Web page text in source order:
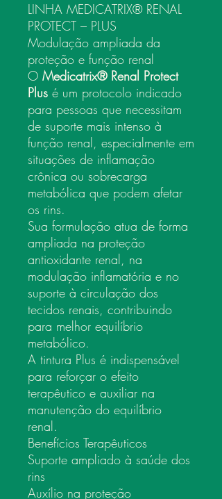
LINHA MEDICATRIX® RENAL
PROTECT – PLUS
Modulação ampliada da
proteção e função renal
O Medicatrix® Renal Protect
Plus é um protocolo indicado
para pessoas que necessitam
de suporte mais intenso à
função renal, especialmente em
situações de inflamação
crônica ou sobrecarga
metabólica que podem afetar
os rins.
Sua formulação atua de forma
ampliada na proteção
antioxidante renal, na
modulação inflamatória e no
suporte à circulação dos
tecidos renais, contribuindo
para melhor equilíbrio
metabólico.
A tintura Plus é indispensável
para reforçar o efeito
terapêutico e auxiliar na
manutenção do equilíbrio
renal.
Benefícios Terapêuticos
Suporte ampliado à saúde dos
rins
Auxílio na proteção